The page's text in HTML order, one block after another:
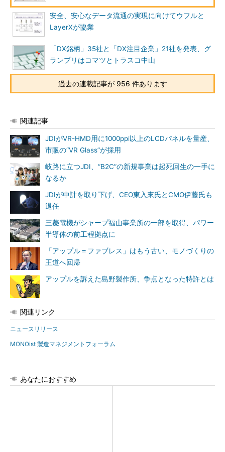
安全、安心なデータ流通の実現に向けてウフルと
LayerXが協業
「DX銘柄」35社と「DX注目企業」21社を発表、グ
ランプリはコマツとトラスコ中山
過去の連載記事が 956 件あります
関連記事
JDIがVR-HMD用に1000ppi以上のLCDパネルを量産、
市販の“VR Glass”が採用
岐路に立つJDI、“B2C”の新規事業は起死回生の一手に
なるか
JDIが中計を取り下げ、CEO東入來氏とCMO伊藤氏も
退任
三菱電機がシャープ福山事業所の一部を取得、パワー
半導体の前工程拠点に
「アップル＝ファブレス」はもう古い、モノづくりの
王道へ回帰
アップルを訴えた島野製作所、争点となった特許とは
関連リンク
ニュースリリース
MONOist 製造マネジメントフォーラム
あなたにおすすめ